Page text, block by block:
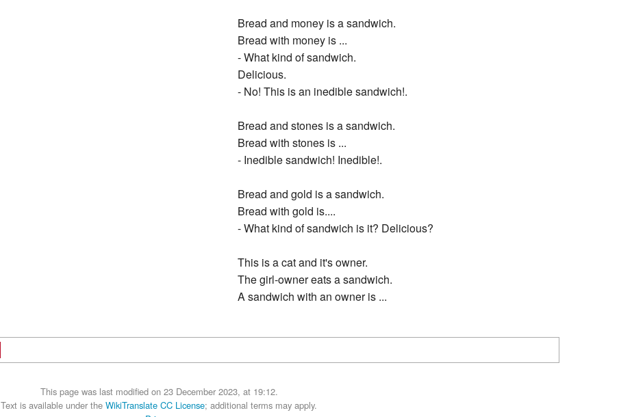
Bread and money is a sandwich.
Bread with money is ...
- What kind of sandwich.
Delicious.
- No! This is an inedible sandwich!.
Bread and stones is a sandwich.
Bread with stones is ...
- Inedible sandwich! Inedible!.
Bread and gold is a sandwich.
Bread with gold is....
- What kind of sandwich is it? Delicious?
This is a cat and it's owner.
The girl-owner eats a sandwich.
A sandwich with an owner is ...
This page was last modified on 23 December 2023, at 19:12.
Text is available under the WikiTranslate CC License; additional terms may apply.